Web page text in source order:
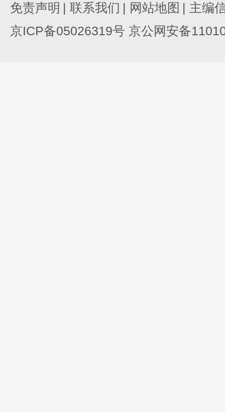
免责声明 | 联系我们 | 网站地图 | 主编
京ICP备05026319号 京公网安备